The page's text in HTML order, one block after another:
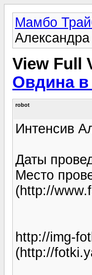
Мамбо
View Full
Овдина
robot
Интенсив
Даты
Место
(http://
http://img-
(http://